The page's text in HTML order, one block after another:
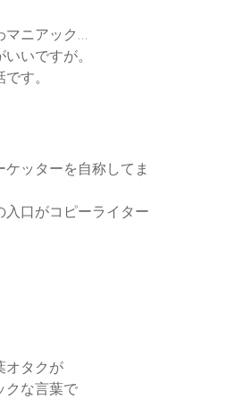
n
マニアック…
いですが。
す。
ッターを自称してま
入口がコピーライター
オタクが
クな言葉で